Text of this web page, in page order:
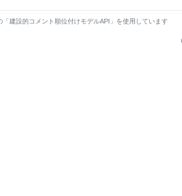
建設的コメント順位付けモデルAPI」を使用しています